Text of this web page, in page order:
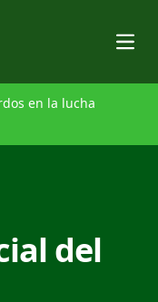
en la lucha
del